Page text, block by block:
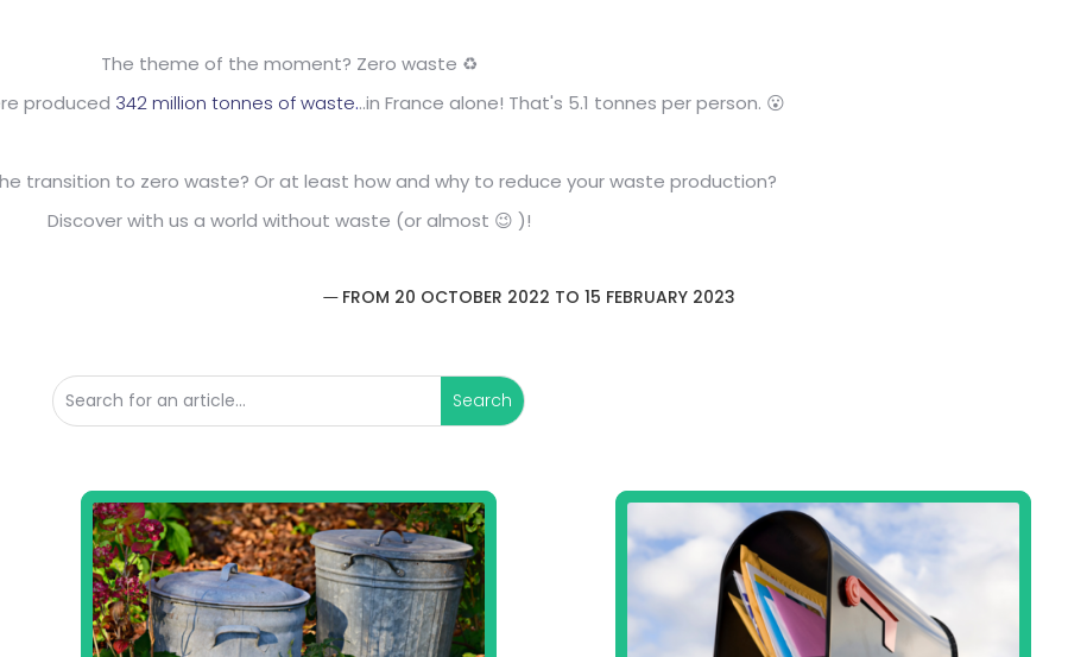
The theme of the moment? Zero waste ♻️
produced 342 million tonnes of waste...in France alone! That's 5.1 tonnes per person. 😮
transition to zero waste? Or at least how and why to reduce your waste production?
Discover with us a world without waste (or almost 😉 )!
FROM 20 OCTOBER 2022 TO 15 FEBRUARY 2023